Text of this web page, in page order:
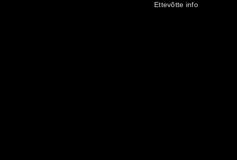
Ettevõtte info